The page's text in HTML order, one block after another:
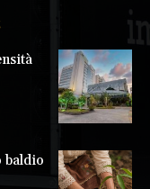
baldio